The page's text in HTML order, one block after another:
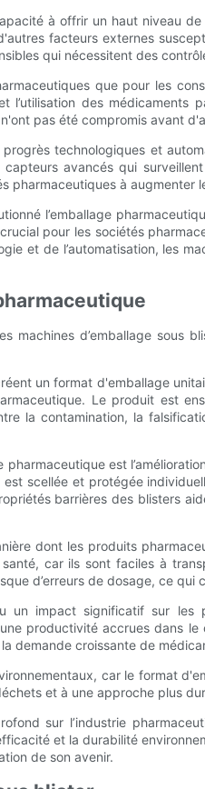
à offrir un haut niveau
facteurs externes
qui nécessitent des
que pour les
des
pas été compromis avant
technologiques et
avancés qui
à
l’emballage
pour les sociétés
et de l’automatisation, les
machines d’emballage sous
un format d'emballage
Le produit est
la contamination, la
est
scellée et protégée
barrières des blisters
dont les produits
car ils sont faciles à
d’erreurs de dosage, ce
un impact significatif sur
productivité accrues dans
demande croissante de
car le format
et à une approche plus
sur l’industrie
et la durabilité
de son avenir.